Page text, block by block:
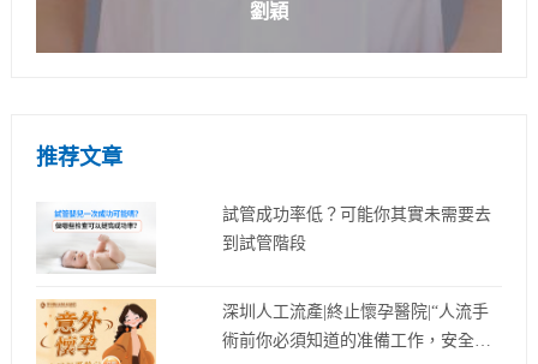
劉穎
推荐文章
試管成功率低？可能你其實未需要去
到試管階段
深圳人工流產|終止懷孕醫院|“人流手
術前你必須知道的准備工作，安全無